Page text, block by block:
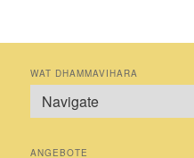
WAT DHAMMAVIHARA
ANGEBOTE